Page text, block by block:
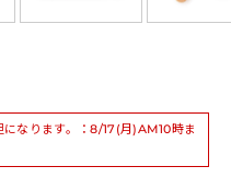
なります。：8/17(月)AM10時ま